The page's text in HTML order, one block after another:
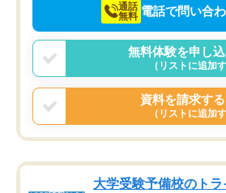
通話
無料 電話で問い合
無料体験を申し
（リストに追加す
資料を請求する
（リストに追加す
大学受験予備校のトラ